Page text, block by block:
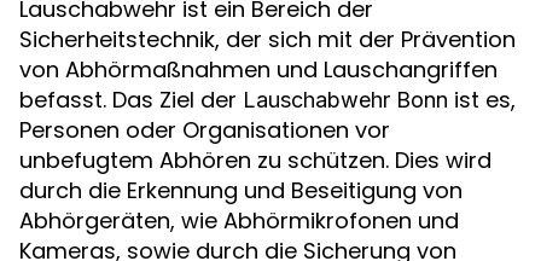
Lauschabwehr ist ein Bereich der
Sicherheitstechnik, der sich mit der Prävention
von Abhörmaßnahmen und Lauschangriffen
befasst. Das Ziel der Lauschabwehr Bonn ist es,
Personen oder Organisationen vor
unbefugtem Abhören zu schützen. Dies wird
durch die Erkennung und Beseitigung von
Abhörgeräten, wie Abhörmikrofonen und
Kameras, sowie durch die Sicherung von